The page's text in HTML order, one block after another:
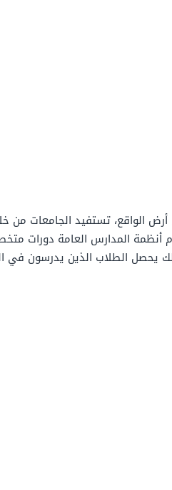
الواقع، تستفيد الجامعات من
أنظمة المدارس العامة دورات
الطلاب الذين يدرسون في